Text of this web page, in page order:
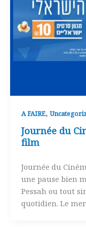
A FAIRE,
Journée du
film
Journée du
une pause bien
Pessah ou tout
quotidien. Le